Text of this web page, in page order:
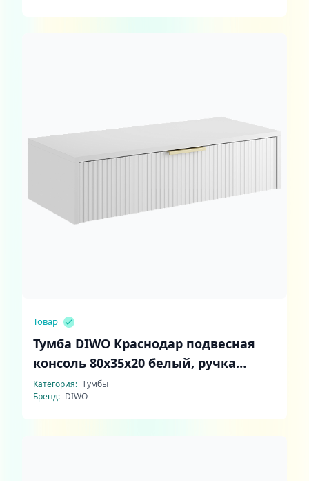
Товар
Тумба DIWO Краснодар подвесная
консоль 80x35x20 белый, ручка
золото
Категория: Тумбы
Бренд: DIWO